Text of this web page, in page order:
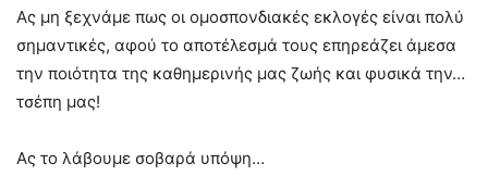
Ας μη ξεχνάμε πως οι ομοσπονδιακές εκλογές είναι πολύ
σημαντικές, αφού το αποτέλεσμά τους επηρεάζει άμεσα
την ποιότητα της καθημερινής μας ζωής και φυσικά την…
τσέπη μας!
Ας το λάβουμε σοβαρά υπόψη…